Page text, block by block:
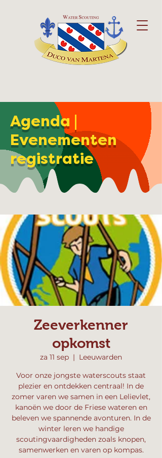
Agenda |
Evenementen
registratie
Zeeverkenner
opkomst
za 11 sep
  |
Leeuwarden
Voor onze jongste waterscouts staat
plezier en ontdekken centraal! In de
zomer varen we samen in een Lelievlet,
kanoën we door de Friese wateren en
beleven we spannende avonturen. In de
winter leren we handige
scoutingvaardigheden zoals knopen,
samenwerken en varen op kompas.